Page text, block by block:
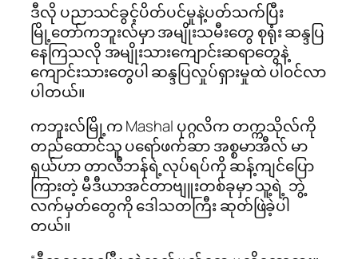
ဒီလို ပညာသင်ခွင့်ပိတ်ပင်မှုနဲ့ပတ်သက်ပြီး
မြို့တော်ကဘူးလ်မှာ အမျိုးသမီးတွေ စုရုံး ဆန္ဒပြ
နေကြသလို အမျိုးသားကျောင်းဆရာတွေနဲ့
ကျောင်းသားတွေပါ ဆန္ဒပြလှုပ်ရှားမှုထဲ ပါ၀င်လာ
ပါတယ်။
ကဘူးလ်မြို့က Mashal ပုဂ္ဂလိက တက္ကသိုလ်ကို
တည်ထောင်သူ ပရော်ဖက်ဆာ အစ္စမာအီလ် မာ
ရှယ်ဟာ တာလီဘန်ရဲ့လုပ်ရပ်ကို ဆန့်ကျင်ပြော
ကြားတဲ့ မီဒီယာအင်တာဗျူးတစ်ခုမှာ သူ့ရဲ့ ဘွဲ့
လက်မှတ်တွေကို ဒေါသတကြီး ဆုတ်ဖြဲခဲ့ပါ
တယ်။